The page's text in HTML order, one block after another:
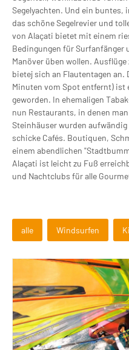
Segelyachten. Und ein
das schöne Segelrevier und
von Alaçati bietet mit einem
Bedingungen für
Manöver üben wollen.
bietej sich an Flautentagen an.
Minuten vom Spot entfernt) ist
geworden. In ehemaligen
nun Restaurants, in denen
Steinhäuser wurden
schicke Cafés. Boutiquen,
einem abendlichen
Alaçati ist leicht zu Fuß
und Nachtclubs für alle
alle Windsurfen